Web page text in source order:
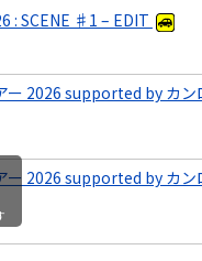
: SCENE ♯1 – EDIT
2026 supported by カン
2026 supported by カン